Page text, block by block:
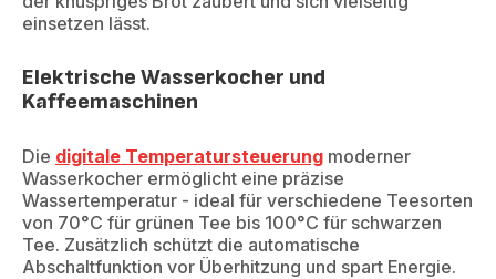
einsetzen lässt.
Elektrische Wasserkocher und
Kaffeemaschinen
Die digitale Temperatursteuerung moderner
Wasserkocher ermöglicht eine präzise
Wassertemperatur - ideal für verschiedene Teesorten
von 70°C für grünen Tee bis 100°C für schwarzen
Tee. Zusätzlich schützt die automatische
Abschaltfunktion vor Überhitzung und spart Energie.